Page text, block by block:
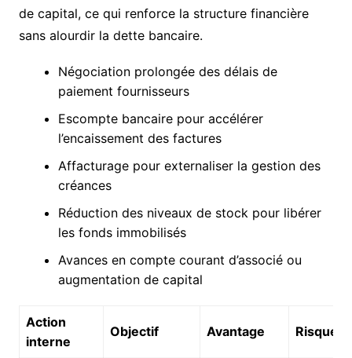
de capital, ce qui renforce la structure financière
sans alourdir la dette bancaire.
Négociation prolongée des délais de
paiement fournisseurs
Escompte bancaire pour accélérer
l’encaissement des factures
Affacturage pour externaliser la gestion des
créances
Réduction des niveaux de stock pour libérer
les fonds immobilisés
Avances en compte courant d’associé ou
augmentation de capital
Action
interne
Objectif Avantage Risques